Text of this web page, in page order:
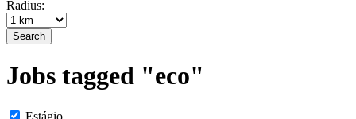
Radius:
Search
Jobs tagged "eco"
Estágio